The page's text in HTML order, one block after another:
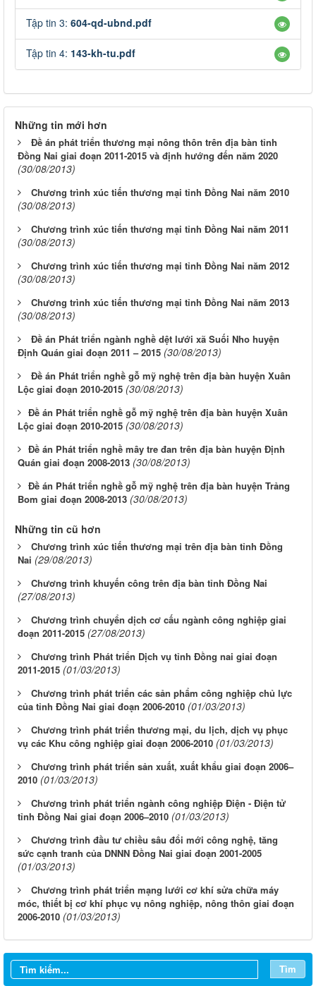
Tập tin 3: 604-qd-ubnd.pdf
Tập tin 4: 143-kh-tu.pdf
Những tin mới hơn
Đề án phát triển thương mại nông thôn trên địa bàn tỉnh
Đồng Nai giai đoạn 2011-2015 và định hướng đến năm 2020
(30/08/2013)
Chương trình xúc tiến thương mại tỉnh Đồng Nai năm 2010
(30/08/2013)
Chương trình xúc tiến thương mại tỉnh Đồng Nai năm 2011
(30/08/2013)
Chương trình xúc tiến thương mại tỉnh Đồng Nai năm 2012
(30/08/2013)
Chương trình xúc tiến thương mại tỉnh Đồng Nai năm 2013
(30/08/2013)
Đề án Phát triển ngành nghề dệt lưới xã Suối Nho huyện
Định Quán giai đoạn 2011 – 2015 (30/08/2013)
Đề án Phát triển nghề gỗ mỹ nghệ trên địa bàn huyện Xuân
Lộc giai đoạn 2010-2015 (30/08/2013)
​Đề án Phát triển nghề gỗ mỹ nghệ trên địa bàn huyện Xuân
Lộc giai đoạn 2010-2015 (30/08/2013)
​Đề án Phát triển nghề mây tre đan trên địa bàn huyện Định
Quán giai đoạn 2008-2013 (30/08/2013)
​Đề án Phát triển nghề gỗ mỹ nghệ trên địa bàn huyện Trảng
Bom giai đoạn 2008-2013 (30/08/2013)
Những tin cũ hơn
Chương trình xúc tiến thương mại trên địa bàn tỉnh Đồng
Nai (29/08/2013)
Chương trình khuyến công trên địa bàn tỉnh Đồng Nai
(27/08/2013)
Chương trình chuyển dịch cơ cấu ngành công nghiệp giai
đoạn 2011-2015 (27/08/2013)
Chương trình Phát triển Dịch vụ tỉnh Đồng nai giai đoạn
2011-2015 (01/03/2013)
Chương trình phát triển các sản phẩm công nghiệp chủ lực
của tỉnh Đồng Nai giai đoạn 2006-2010 (01/03/2013)
Chương trình phát triển thương mại, du lịch, dịch vụ phục
vụ các Khu công nghiệp giai đoạn 2006-2010 (01/03/2013)
Chương trình phát triển sản xuất, xuất khẩu giai đoạn 2006–
2010 (01/03/2013)
Chương trình phát triển ngành công nghiệp Điện - Điện tử
tỉnh Đồng Nai giai đoạn 2006–2010 (01/03/2013)
Chương trình đầu tư chiều sâu đổi mới công nghệ, tăng
sức cạnh tranh của DNNN Đồng Nai giai đoạn 2001-2005
(01/03/2013)
Chương trình phát triển mạng lưới cơ khí sửa chữa máy
móc, thiết bị cơ khí phục vụ nông nghiệp, nông thôn giai đoạn
2006-2010 (01/03/2013)
Tìm